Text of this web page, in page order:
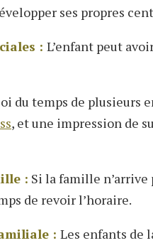
ses propres
: L’enfant peut
du temps de plusieurs
, et une impression de
: Si la famille n’arrive
de revoir l’horaire.
: Les enfants de